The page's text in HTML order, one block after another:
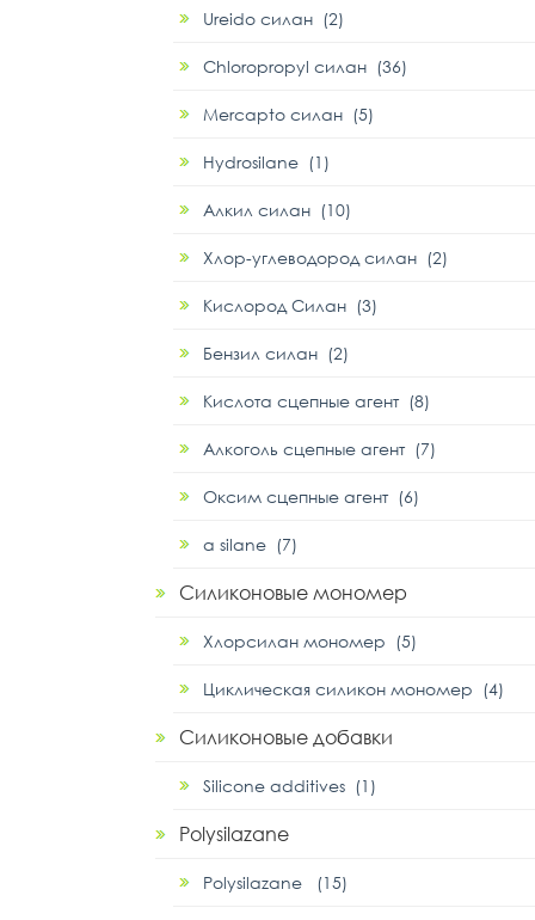
Ureido силан (2)
Chloropropyl силан (36)
Mercapto силан (5)
Hydrosilane (1)
Алкил силан (10)
Хлор-углеводород силан (2)
Кислород Силан (3)
Бензил силан (2)
Кислота сцепные агент (8)
Алкоголь сцепные агент (7)
Оксим сцепные агент (6)
α silane (7)
Силиконовые мономер
Хлорсилан мономер (5)
Циклическая силикон мономер (4)
Силиконовые добавки
Silicone additives (1)
Polysilazane
Polysilazane (15)